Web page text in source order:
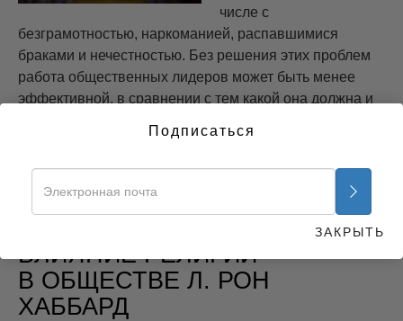
числе с
безграмотностью, наркоманией, распавшимися
браками и нечестностью. Без решения этих проблем
работа общественных лидеров может быть менее
эффективной, в сравнении с тем какой она должна и
методы, которые работают, и саентологический
ВЛИЯНИЕ РЕЛИГИИ
В ОБЩЕСТВЕ Л. РОН
ХАББАРД
Подписаться
ЗАКРЫТЬ